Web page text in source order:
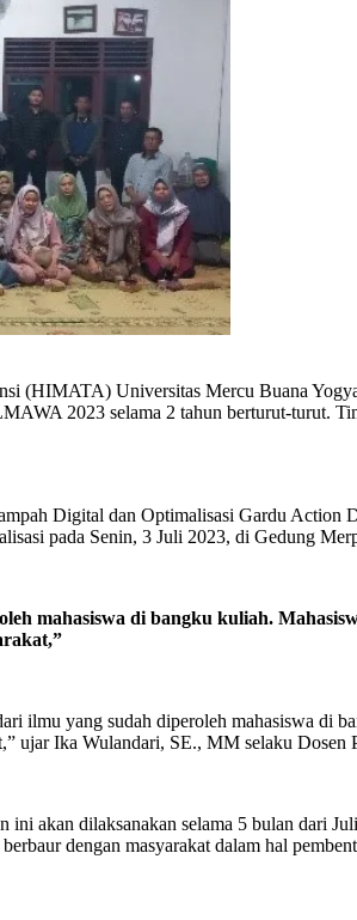
(HIMATA) Universitas Mercu Buana
2023 selama 2 tahun berturut-
Digital dan Optimalisasi Gardu Action
pada Senin, 3 Juli 2023, di Gedung
mahasiswa di bangku kuliah.
ilmu yang sudah diperoleh mahasiswa di
ujar Ika Wulandari, SE., MM selaku
akan dilaksanakan selama 5 bulan dari
dengan masyarakat dalam hal